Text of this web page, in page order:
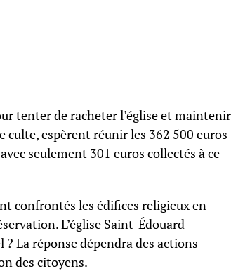
tenter de racheter l’église et maintenir
culte, espèrent réunir les 362 500 euros
seulement 301 euros collectés à ce
confrontés les édifices religieux en
L’église Saint-Édouard
La réponse dépendra des actions
des citoyens.